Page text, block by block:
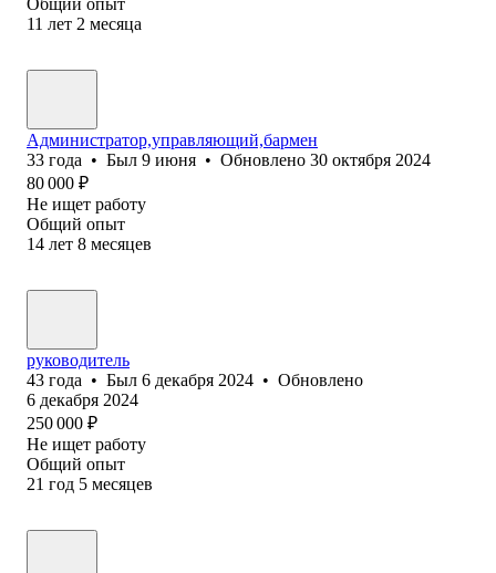
11 лет 2 месяца
Администратор,управляющий,бармен
33 года • Был 9 июня • Обновлено 30 октября 2024
80 000 ₽
Не ищет работу
Общий опыт
14 лет 8 месяцев
руководитель
43 года • Был 6 декабря 2024 • Обновлено
6 декабря 2024
250 000 ₽
Не ищет работу
Общий опыт
21 год 5 месяцев